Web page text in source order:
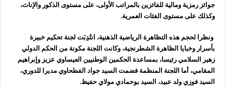
جوائز رمزية ومالية للفائزين بالمراتب الأولى، على مستوى الذكور والإناث،
وكذلك على مستوى الفئات العمرية.
ونظرا لحجم هذه التظاهرة الرياضية الذهنية، انتُدِبَت لجنة تحكيم خبيرة
بأسرار وخبايا الظاهرة الشطرنجية، وكانت اللجنة مكونة من الحكم الدولي
زهير السلامي رئيسا، بمساعدة الحكمين الوطنيين العيساوي عزيز وإبراهيم
المقامي، أما اللجنة المنظمة فضمت السيد جواد الفطحاوي مديرا للدوري،
السيد فوزي ولد عبيد، السيد بوحمادي مولاي حفيظ.